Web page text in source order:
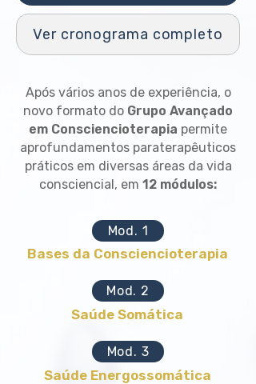
Ver cronograma completo
​​​​​​Após vários anos de experiência, o
novo formato do Grupo Avançado
em Consciencioterapia permite
aprofundamentos paraterapêuticos
práticos em diversas áreas da vida
consciencial, em 12 módulos:
Mod. 1
​​​Bases da Consciencioterapia​
Mod. 2
Saúde Somática
Mod. 3
Saúde Energossomática